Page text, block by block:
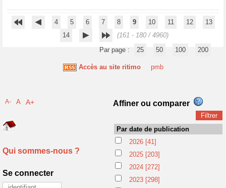
4 5 6 7 8 9 10 11 12
13
14
(161 - 180 / 4960)
Par page :
25 50 100 200
Accès au site ritimo pmb
A- A A+
Qui sommes-nous ?
Se connecter
Affiner ou comparer
Par date de publication
2026 [41]
2025 [203]
2024 [272]
2023 [298]